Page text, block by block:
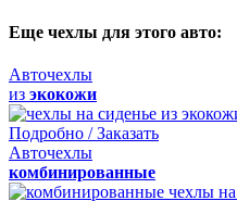
Еще чехлы для этого авто:
Авточехлы
из экокожи
Подробно / Заказать
Авточехлы
комбинированные